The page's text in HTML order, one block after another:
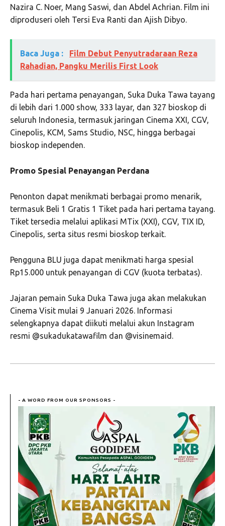
Nazira C. Noer, Mang Saswi, dan Abdel Achrian. Film ini
diproduseri oleh Tersi Eva Ranti dan Ajish Dibyo.
Baca Juga :
Film Debut Penyutradaraan Reza
Rahadian, Pangku Merilis First Look
Pada hari pertama penayangan, Suka Duka Tawa tayang
di lebih dari 1.000 show, 333 layar, dan 327 bioskop di
seluruh Indonesia, termasuk jaringan Cinema XXI, CGV,
Cinepolis, KCM, Sams Studio, NSC, hingga berbagai
bioskop independen.
Promo Spesial Penayangan Perdana
Penonton dapat menikmati berbagai promo menarik,
termasuk Beli 1 Gratis 1 Tiket pada hari pertama tayang.
Tiket tersedia melalui aplikasi MTix (XXI), CGV, TIX ID,
Cinepolis, serta situs resmi bioskop terkait.
Pengguna BLU juga dapat menikmati harga spesial
Rp15.000 untuk penayangan di CGV (kuota terbatas).
Jajaran pemain Suka Duka Tawa juga akan melakukan
Cinema Visit mulai 9 Januari 2026. Informasi
selengkapnya dapat diikuti melalui akun Instagram
resmi @sukadukatawafilm dan @visinemaid.
- A WORD FROM OUR SPONSORS -